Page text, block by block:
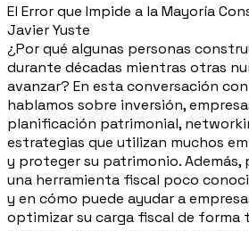
El Error que Impide a la Mayoría
Javier Yuste
¿Por qué algunas personas
durante décadas mientras otras
avanzar? En esta conversación
hablamos sobre inversión,
planificación patrimonial,
estrategias que utilizan muchos
y proteger su patrimonio. Además,
una herramienta fiscal poco
y en cómo puede ayudar a
optimizar su carga fiscal de forma